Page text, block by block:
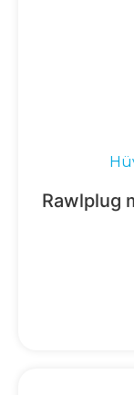
Rawlplug